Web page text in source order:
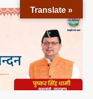
Translate »